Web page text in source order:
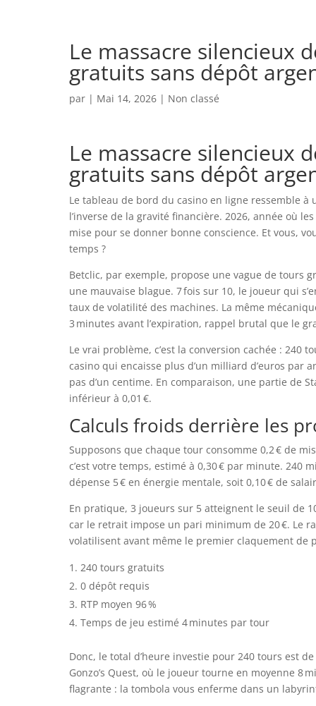
Le massacre silencieux
gratuits sans dépôt
par | Mai 14, 2026 | Non classé
Le massacre silencieux
gratuits sans dépôt
Le tableau de bord du casino en ligne ressemble
l’inverse de la gravité financière. 2026, année où
mise pour se donner bonne conscience. Et vous,
temps ?
Betclic, par exemple, propose une vague de tours
une mauvaise blague. 7 fois sur 10, le joueur qui
taux de volatilité des machines. La même
3 minutes avant l’expiration, rappel brutal que le
Le vrai problème, c’est la conversion cachée : 240
casino qui encaisse plus d’un milliard d’euros par
pas d’un centime. En comparaison, une partie de
inférieur à 0,01 €.
Calculs froids derrière les
Supposons que chaque tour consomme 0,2 € de
c’est votre temps, estimé à 0,30 € par minute. 240
dépense 5 € en énergie mentale, soit 0,10 € de
En pratique, 3 joueurs sur 5 atteignent le seuil de
car le retrait impose un pari minimum de 20 €. Le
volatilisent avant même le premier claquement de
240 tours gratuits
0 dépôt requis
RTP moyen 96 %
Temps de jeu estimé 4 minutes par tour
Donc, le total d’heure investie pour 240 tours est
Gonzo’s Quest, où le joueur tourne en moyenne 8
flagrante : la tombola vous enferme dans un